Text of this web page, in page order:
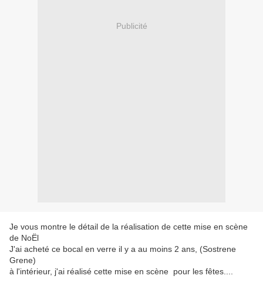
Publicité
Je vous montre le détail de la réalisation de cette mise en scène
de NoËl
J'ai acheté ce bocal en verre il y a au moins 2 ans, (Sostrene
Grene)
à l'intérieur, j'ai réalisé cette mise en scène pour les fêtes....